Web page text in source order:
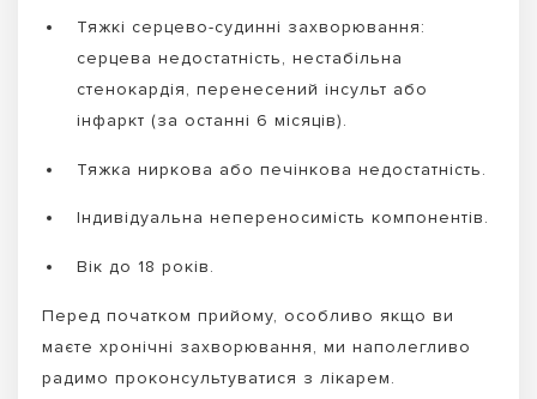
Тяжкі серцево-судинні захворювання:
серцева недостатність, нестабільна
стенокардія, перенесений інсульт або
інфаркт (за останні 6 місяців).
Тяжка ниркова або печінкова недостатність.
Індивідуальна непереносимість компонентів.
Вік до 18 років.
Перед початком прийому, особливо якщо ви
маєте хронічні захворювання, ми наполегливо
радимо проконсультуватися з лікарем.